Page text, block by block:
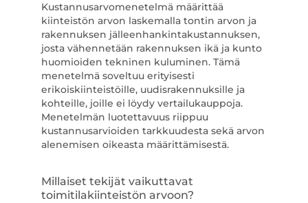
Kustannusarvomenetelmä määrittää
kiinteistön arvon laskemalla tontin arvon ja
rakennuksen jälleenhankintakustannuksen,
josta vähennetään rakennuksen ikä ja kunto
huomioiden tekninen kuluminen. Tämä
menetelmä soveltuu erityisesti
erikoiskiinteistöille, uudisrakennuksille ja
kohteille, joille ei löydy vertailukauppoja.
Menetelmän luotettavuus riippuu
kustannusarvioiden tarkkuudesta sekä arvon
alenemisen oikeasta määrittämisestä.
Millaiset tekijät vaikuttavat
toimitilakiinteistön arvoon?